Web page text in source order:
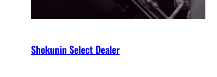
Shokunin Select Dealer